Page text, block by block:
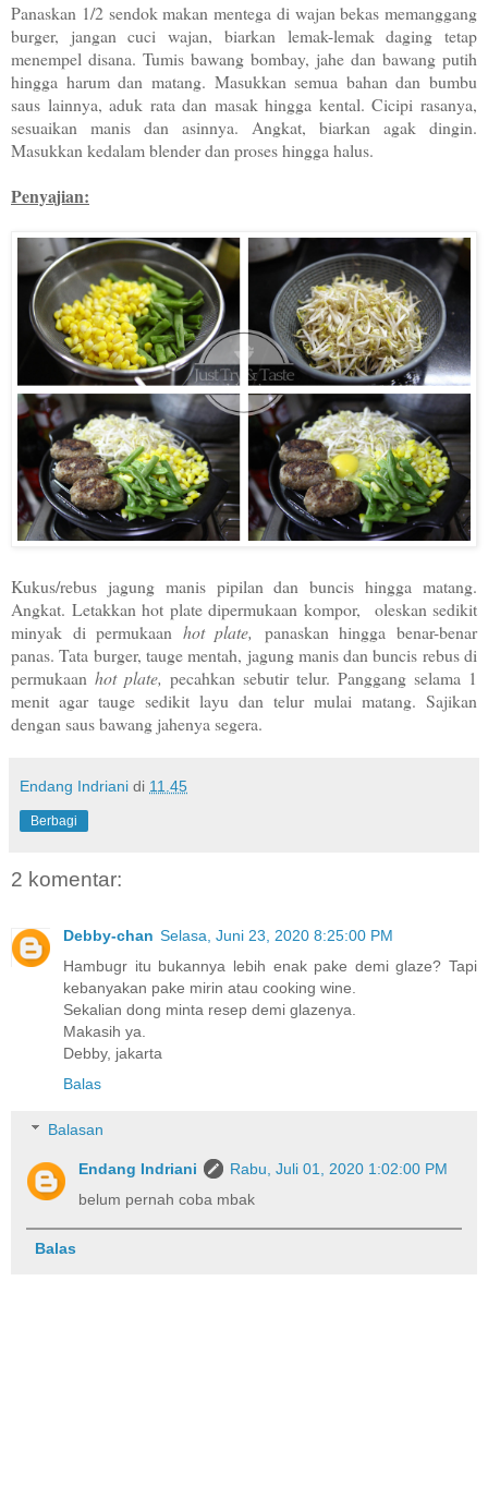
Panaskan 1/2 sendok makan mentega di wajan bekas memanggang
burger, jangan cuci wajan, biarkan lemak-lemak daging tetap
menempel disana. Tumis bawang bombay, jahe dan bawang putih
hingga harum dan matang. Masukkan semua bahan dan bumbu
saus lainnya, aduk rata dan masak hingga kental. Cicipi rasanya,
sesuaikan manis dan asinnya. Angkat, biarkan agak dingin.
Masukkan kedalam blender dan proses hingga halus.
Penyajian:
Kukus/rebus jagung manis pipilan dan buncis hingga matang.
Angkat. Letakkan hot plate dipermukaan kompor,
oleskan sedikit
minyak di permukaan hot plate,
panaskan hingga benar-benar
panas. Tata burger, tauge mentah, jagung manis dan buncis rebus di
permukaan hot plate, pecahkan sebutir telur. Panggang selama 1
menit agar tauge sedikit layu dan telur mulai matang. Sajikan
dengan saus bawang jahenya segera.
Endang Indriani di 11.45
Berbagi
2 komentar:
Debby-chan Selasa, Juni 23, 2020 8:25:00 PM
Hambugr itu bukannya lebih enak pake demi glaze? Tapi
kebanyakan pake mirin atau cooking wine.
Sekalian dong minta resep demi glazenya.
Makasih ya.
Debby, jakarta
Balas
Balasan
Endang Indriani
Rabu, Juli 01, 2020 1:02:00 PM
belum pernah coba mbak
Balas